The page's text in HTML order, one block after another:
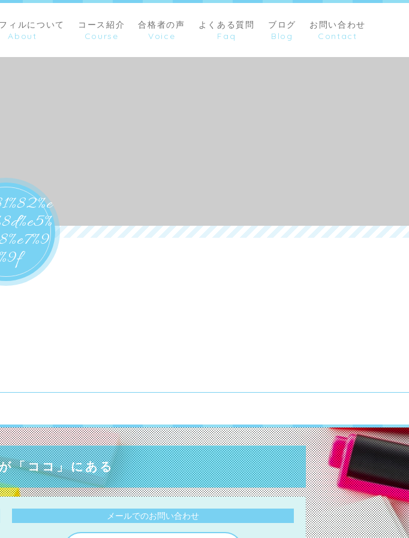
ィルについて コース紹介 合格者の声 よくある質問 ブログ お問い合わせ
「ココ」にある
メールでのお問い合わせ